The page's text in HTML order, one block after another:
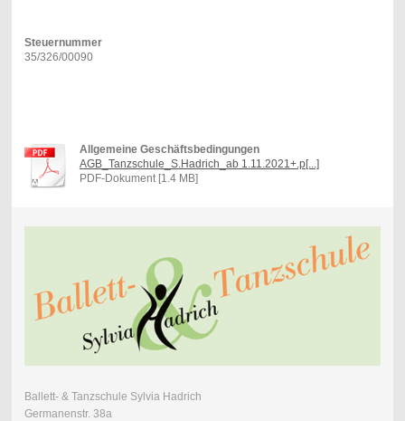
Steuernummer
35/326/00090
Allgemeine Geschäftsbedingungen
AGB_Tanzschule_S.Hadrich_ab 1.11.2021+.p[...]
PDF-Dokument [1.4 MB]
Ballett- & Tanzschule Sylvia Hadrich
Germanenstr. 38a